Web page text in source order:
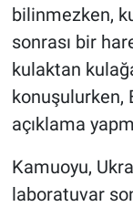
bilinmezken,
sonrası bir
kulaktan
konuşulurken,
açıklama
Kamuoyu,
laboratuvar